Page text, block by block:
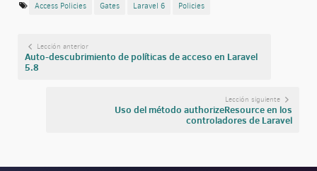
Access Policies Gates Laravel 6 Policies
Lección anterior
Auto-descubrimiento de políticas de acceso en Laravel
5.8
Lección siguiente
Uso del método authorizeResource en los
controladores de Laravel